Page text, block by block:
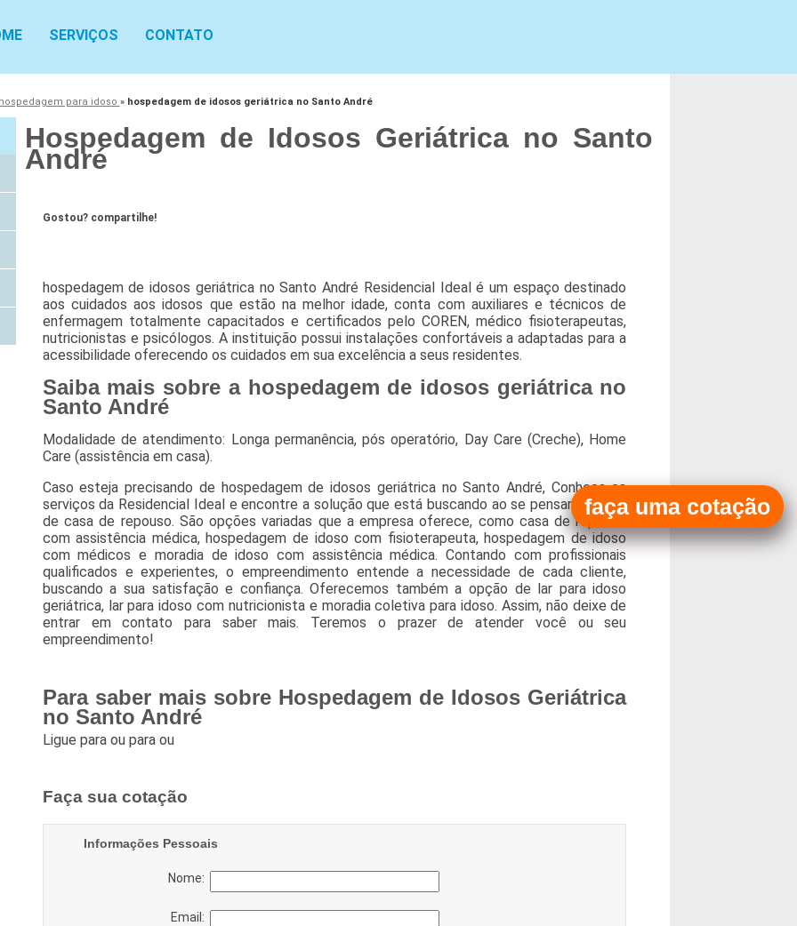
SERVIÇOS CONTATO
hospedagem para idoso » hospedagem de idosos geriátrica no Santo André
Hospedagem de Idosos Geriátrica no Santo
André
Gostou? compartilhe!
hospedagem de idosos geriátrica no Santo André Residencial Ideal é um espaço destinado
aos cuidados aos idosos que estão na melhor idade, conta com auxiliares e técnicos de
enfermagem totalmente capacitados e certificados pelo COREN, médico fisioterapeutas,
nutricionistas e psicólogos. A instituição possui instalações confortáveis a adaptadas para a
acessibilidade oferecendo os cuidados em sua excelência a seus residentes.
Saiba mais sobre a hospedagem de idosos geriátrica no
Santo André
Modalidade de atendimento: Longa permanência, pós operatório, Day Care (Creche), Home
Care (assistência em casa).
Caso esteja precisando de hospedagem de idosos geriátrica no Santo André, Conheça os
serviços da Residencial Ideal e encontre a solução que está buscando ao se pensar no ramo
de casa de repouso. São opções variadas que a empresa oferece, como casa de repouso
com assistência médica, hospedagem de idoso com fisioterapeuta, hospedagem de idoso
com médicos e moradia de idoso com assistência médica. Contando com profissionais
qualificados e experientes, o empreendimento entende a necessidade de cada cliente,
buscando a sua satisfação e confiança. Oferecemos também a opção de lar para idoso
geriátrica, lar para idoso com nutricionista e moradia coletiva para idoso. Assim, não deixe de
entrar em contato para saber mais. Teremos o prazer de atender você ou seu
empreendimento!
Para saber mais sobre Hospedagem de Idosos Geriátrica
no Santo André
Ligue para ou para ou
faça uma cotação
Faça sua cotação
Informações Pessoais
Nome:
Email: